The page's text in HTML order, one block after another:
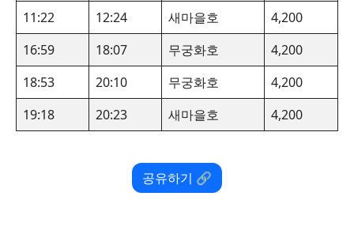
11:22
12:24 새마을호
4,200
16:59
18:07 무궁화호
4,200
18:53
20:10 무궁화호
4,200
19:18
20:23 새마을호 4,200
공유하기 🔗